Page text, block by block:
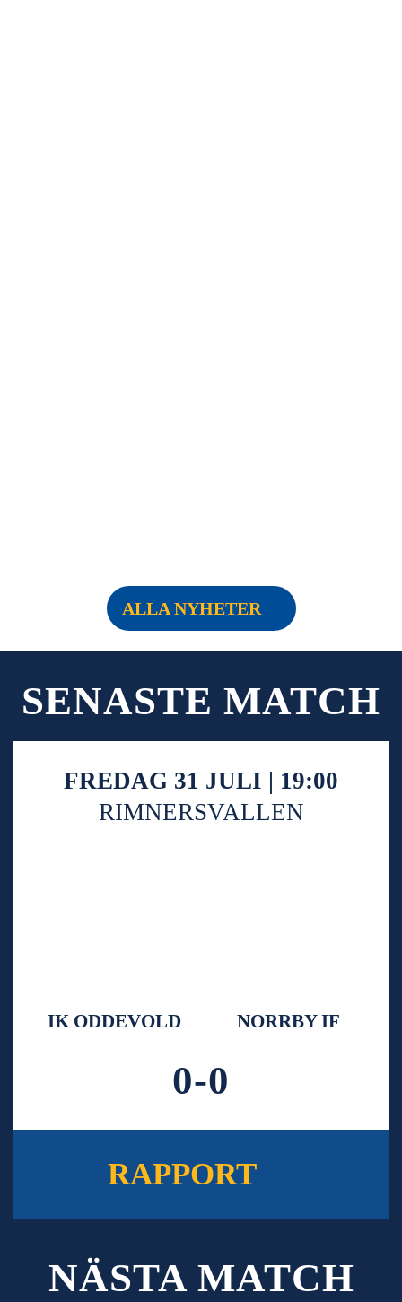
ALLA NYHETER
SENASTE MATCH
FREDAG 31 JULI | 19:00
RIMNERSVALLEN
IK ODDEVOLD NORRBY IF
0-0
RAPPORT
NÄSTA MATCH